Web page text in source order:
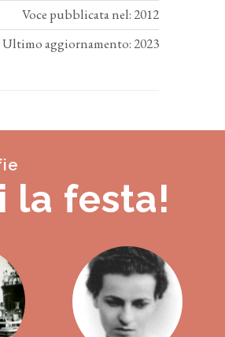
Voce pubblicata nel: 2012
Ultimo aggiornamento: 2023
la festa!